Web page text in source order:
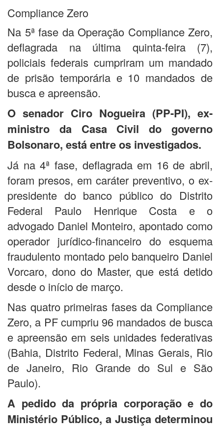
Compliance Zero
Na 5ª fase da Operação Compliance Zero,
deflagrada na última quinta-feira (7),
policiais federais cumpriram um mandado
de prisão temporária e 10 mandados de
busca e apreensão.
O senador Ciro Nogueira (PP-PI), ex-
ministro da Casa Civil do governo
Bolsonaro, está entre os investigados.
Já na 4ª fase, deflagrada em 16 de abril,
foram presos, em caráter preventivo, o ex-
presidente do banco público do Distrito
Federal Paulo Henrique Costa e o
advogado Daniel Monteiro, apontado como
operador jurídico-financeiro do esquema
fraudulento montado pelo banqueiro Daniel
Vorcaro, dono do Master, que está detido
desde o início de março.
Nas quatro primeiras fases da Compliance
Zero, a PF cumpriu 96 mandados de busca
e apreensão em seis unidades federativas
(Bahia, Distrito Federal, Minas Gerais, Rio
de Janeiro, Rio Grande do Sul e São
Paulo).
A pedido da própria corporação e do
Ministério Público, a Justiça determinou